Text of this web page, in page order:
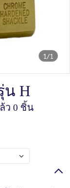
1/1
น H
ว 0 ชิ้น